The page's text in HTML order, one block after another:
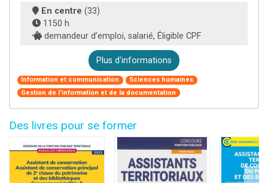
En centre (33)
1150 h
demandeur d’emploi, salarié, Éligible CPF
Plus d'informations
Information et communication
Sciences humaines
Gestion de l'information et de la documentation
Des livres pour se former